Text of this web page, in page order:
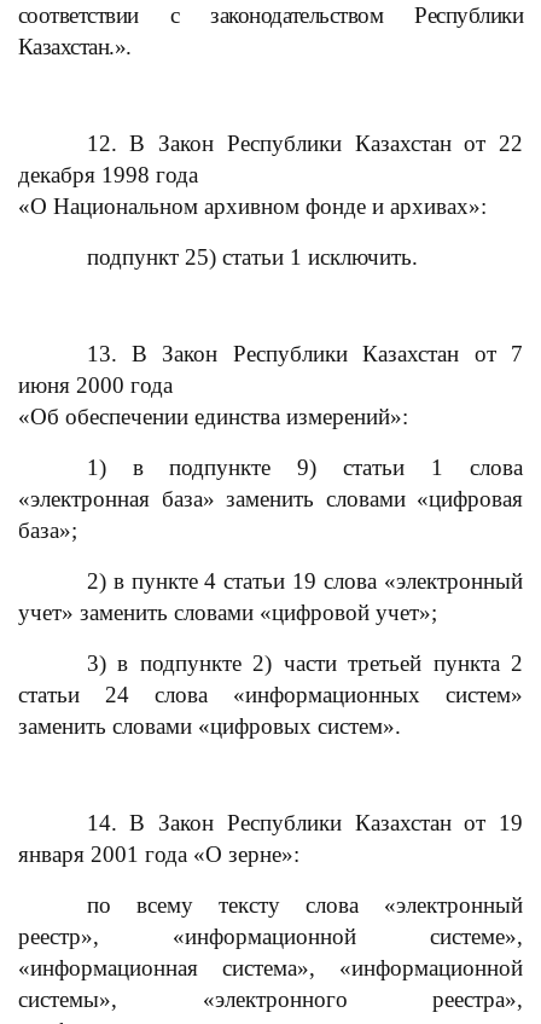
соответствии с законодательством Республики
Казахстан.».
12. В Закон Республики Казахстан от 22
декабря 1998 года
«О Национальном архивном фонде и архивах»:
подпункт 25) статьи 1 исключить.
13. В Закон Республики Казахстан от 7
июня 2000 года
«Об обеспечении единства измерений»:
1) в подпункте 9) статьи 1 слова
«электронная база» заменить словами «цифровая
база»;
2) в пункте 4 статьи 19 слова «электронный
учет» заменить словами «цифровой учет»;
3) в подпункте 2) части третьей пункта 2
статьи 24 слова «информационных систем»
заменить словами «цифровых систем».
14. В Закон Республики Казахстан от 19
января 2001 года «О зерне»:
по всему тексту слова «электронный
реестр», «информационной системе»,
«информационная система», «информационной
системы», «электронного реестра»,